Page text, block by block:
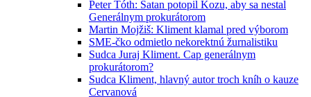
Peter Tóth: Satan potopil Kozu, aby sa nestal
Generálnym prokurátorom
Martin Mojžiš: Kliment klamal pred výborom
SME-čko odmietlo nekorektnú žurnalistiku
Sudca Juraj Kliment. Cap generálnym
prokurátorom?
Sudca Kliment, hlavný autor troch kníh o kauze
Cervanová